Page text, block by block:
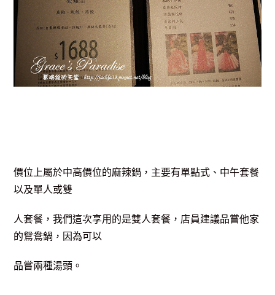
價位上屬於中高價位的麻辣鍋，主要有單點式、中午套餐
以及單人或雙
人套餐，我們這次享用的是雙人套餐，店員建議品嘗他家
的鴛鴦鍋，因為可以
品嘗兩種湯頭。